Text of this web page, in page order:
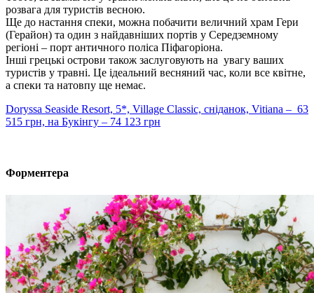
розвага для туристів весною.
Ще до настання спеки, можна побачити величний храм Гери
(Герайон) та один з найдавніших портів у Середземному
регіоні – порт античного поліса Піфагоріона.
Інші грецькі острови також заслуговують на увагу ваших
туристів у травні. Це ідеальний весняний час, коли все квітне,
а спеки та натовпу ще немає.
Doryssa Seaside Resort, 5*, Village Classic, сніданок, Vitiana – 63
515 грн, на Букінгу – 74 123 грн
Форментера